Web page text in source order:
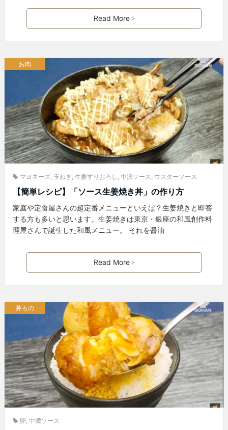
Read More
お肉
マヨネーズ, 玉ねぎ, 生姜すりおろし , 中濃ソース, ウスターソース
【簡単レシピ】「ソース生姜焼き丼」の作り方
家庭や定食屋さんの超定番メニューといえば？生姜焼きと即答
する方も多いと思います。生姜焼きは東京・銀座の和風創作料
理屋さんで誕生した和風メニュー。 それを醤油
Read More
丼もの
卵, 中濃ソース